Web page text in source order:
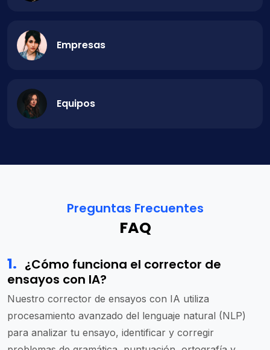
Empresas
Equipos
Preguntas Frecuentes
FAQ
1. ¿Cómo funciona el corrector de
ensayos con IA?
Nuestro corrector de ensayos con IA utiliza
procesamiento avanzado del lenguaje natural (NLP)
para analizar tu ensayo, identificar y corregir